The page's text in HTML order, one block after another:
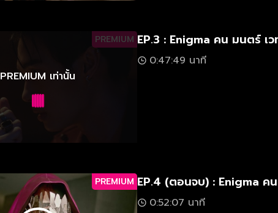
PREMIUM
PREMIUM เท่านั้น
EP.3 : Enigma คน มนตร์ เว
0:47:49 นาที
PREMIUM EP.4 (ตอนจบ) : Enigma ค
0:52:07 นาที